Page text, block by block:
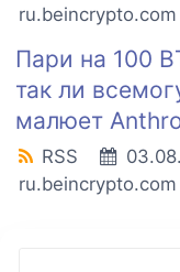
ru.beincrypto.com
Пари на 100
так ли
малюет
RSS
ru.beincrypto.com